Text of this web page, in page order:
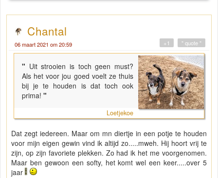
Chantal
06 maart 2021 om 20:59 " quote "
+1
" Uit strooien is toch geen must?
Als het voor jou goed voelt ze thuis
bij je te houden is dat toch ook
prima! "
Loetjekoe
Dat zegt iedereen. Maar om mn diertje in een potje te houden
voor mijn eigen gewin vind ik altijd zo.....mweh. Hij hoort vrij te
zijn, op zijn favoriete plekken. Zo had ik het me voorgenomen.
Maar ben gewoon een softy, het komt wel een keer.....over 5
jaar